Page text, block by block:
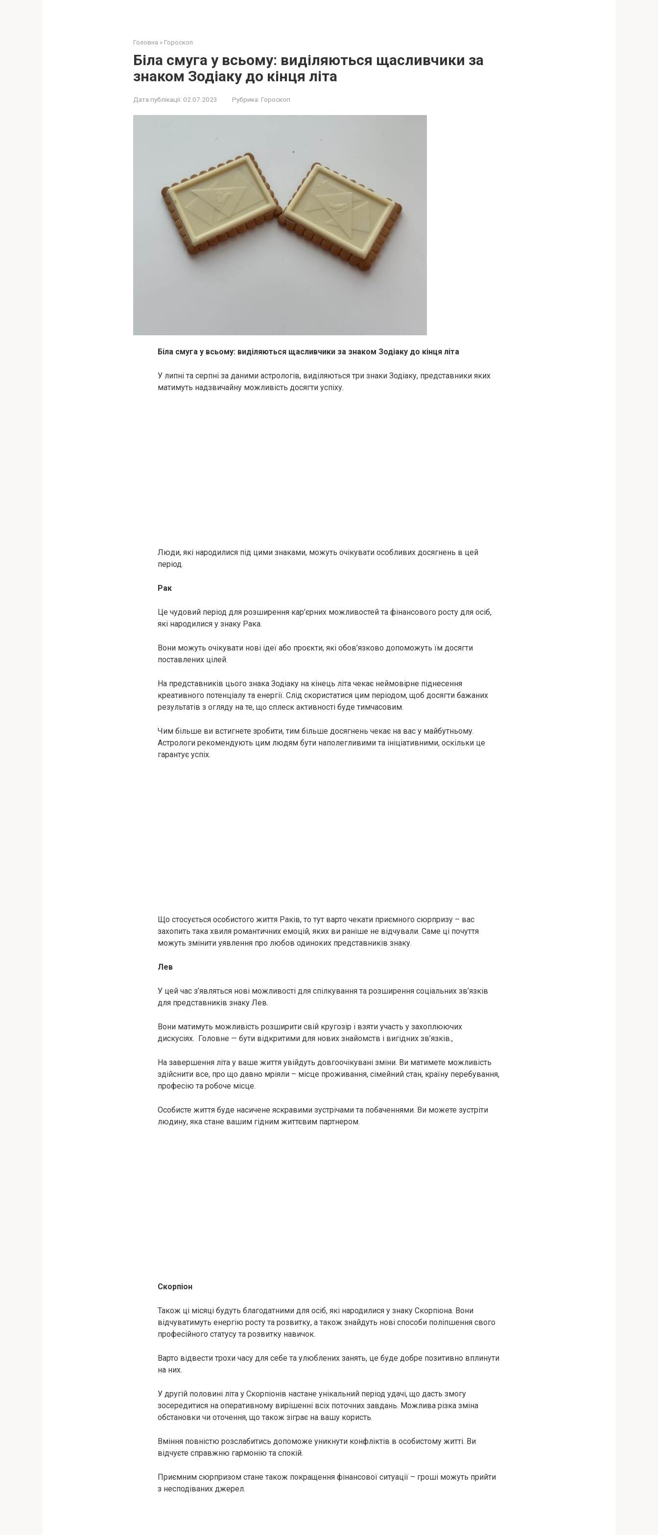
Головна » Гороскоп
Біла смуга у всьому: виділяються щасливчики за
знаком Зодіаку до кінця літа
Дата публікації: 02.07.2023 Рубрика: Гороскоп
Біла смуга у всьому: виділяються щасливчики за знаком Зодіаку до кінця літа
У липні та серпні за даними астрологів, виділяються три знаки Зодіаку, представники яких
матимуть надзвичайну можливість досягти успіху.
Люди, які народилися під цими знаками, можуть очікувати особливих досягнень в цей
період.
Рак
Це чудовий період для розширення кар’єрних можливостей та фінансового росту для осіб,
які народилися у знаку Рака.
Вони можуть очікувати нові ідеї або проєкти, які обов’язково допоможуть їм досягти
поставлених цілей.
На представників цього знака Зодіаку на кінець літа чекає неймовірне піднесення
креативного потенціалу та енергії. Слід скористатися цим періодом, щоб досягти бажаних
результатів з огляду на те, що сплеск активності буде тимчасовим.
Чим більше ви встигнете зробити, тим більше досягнень чекає на вас у майбутньому.
Астрологи рекомендують цим людям бути наполегливими та ініціативними, оскільки це
гарантує успіх.
Що стосується особистого життя Раків, то тут варто чекати приємного сюрпризу – вас
захопить така хвиля романтичних емоцій, яких ви раніше не відчували. Саме ці почуття
можуть змінити уявлення про любов одиноких представників знаку.
Лев
У цей час з’являться нові можливості для спілкування та розширення соціальних зв’язків
для представників знаку Лев.
Вони матимуть можливість розширити свій кругозір і взяти участь у захоплюючих
дискусіях. Головне — бути відкритими для нових знайомств і вигідних зв’язків.,
На завершення літа у ваше життя увійдуть довгоочікувані зміни. Ви матимете можливість
здійснити все, про що давно мріяли – місце проживання, сімейний стан, країну перебування,
професію та робоче місце.
Особисте життя буде насичене яскравими зустрічами та побаченнями. Ви можете зустріти
людину, яка стане вашим гідним життєвим партнером.
Скорпіон
Також ці місяці будуть благодатними для осіб, які народилися у знаку Скорпіона. Вони
відчуватимуть енергію росту та розвитку, а також знайдуть нові способи поліпшення свого
професійного статусу та розвитку навичок.
Варто відвести трохи часу для себе та улюблених занять, це буде добре позитивно вплинути
на них.
У другій половині літа у Скорпіонів настане унікальний період удачі, що дасть змогу
зосередитися на оперативному вирішенні всіх поточних завдань. Можлива різка зміна
обстановки чи оточення, що також зіграє на вашу користь.
Вміння повністю розслабитись допоможе уникнути конфліктів в особистому житті. Ви
відчуєте справжню гармонію та спокій.
Приємним сюрпризом стане також покращення фінансової ситуації – гроші можуть прийти
з несподіваних джерел.